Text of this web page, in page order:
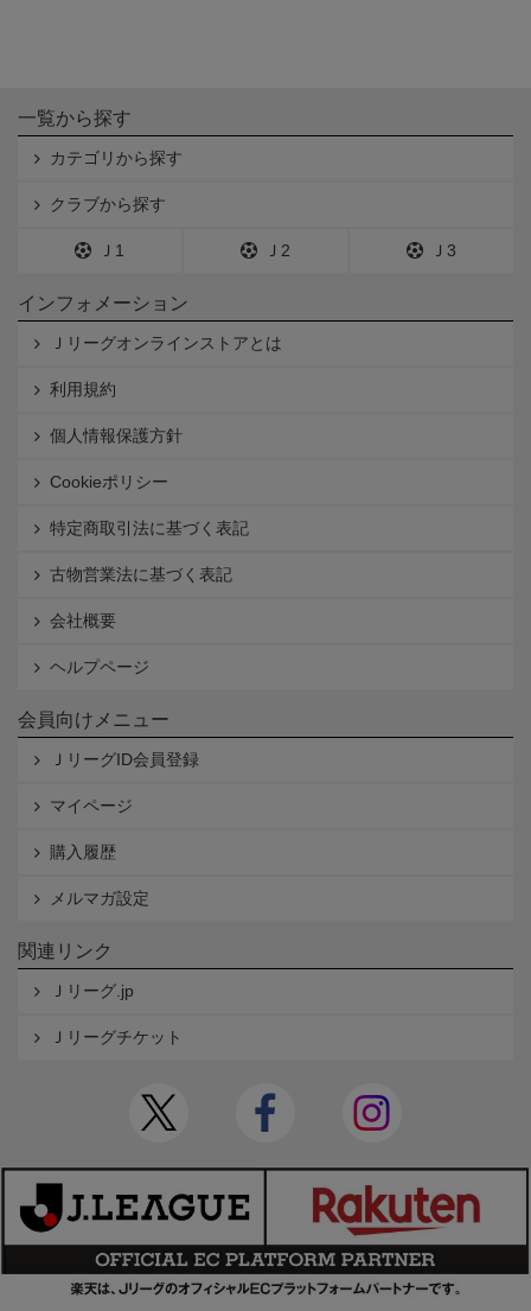
一覧から探す
カテゴリから探す
クラブから探す
Ｊ1 Ｊ2 Ｊ3
インフォメーション
Ｊリーグオンラインストアとは
利用規約
個人情報保護方針
Cookieポリシー
特定商取引法に基づく表記
古物営業法に基づく表記
会社概要
ヘルプページ
会員向けメニュー
ＪリーグID会員登録
マイページ
購入履歴
メルマガ設定
関連リンク
Ｊリーグ.jp
Ｊリーグチケット